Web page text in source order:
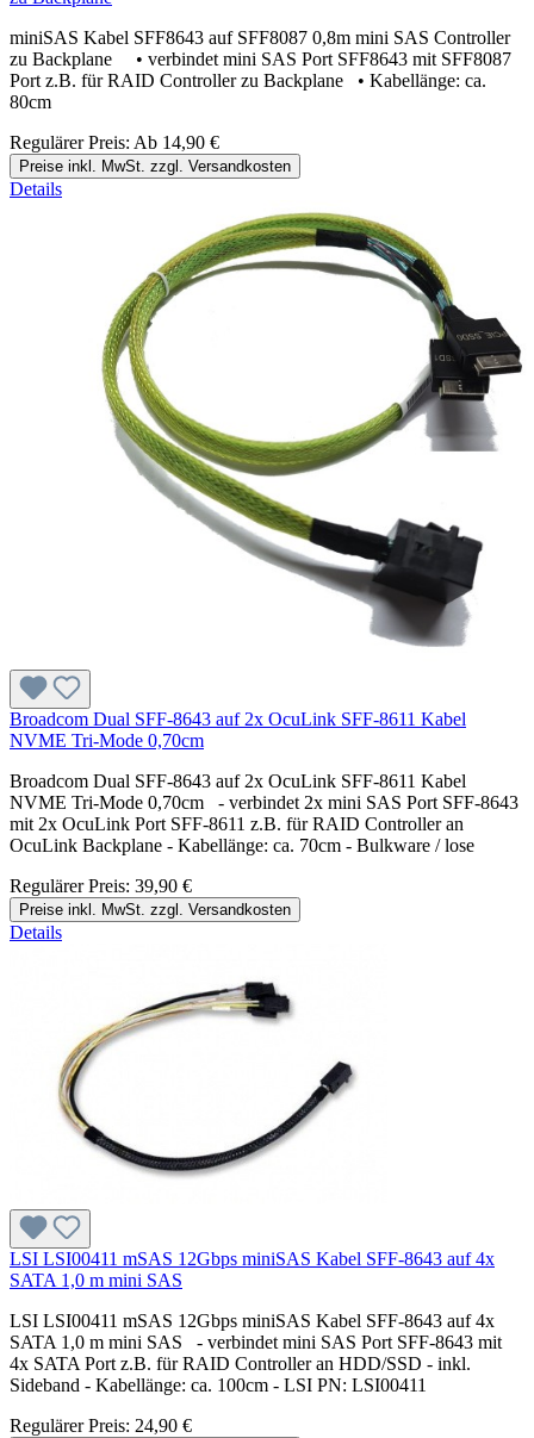
miniSAS Kabel SFF8643 auf SFF8087 0,8m mini SAS Controller
zu Backplane • verbindet mini SAS Port SFF8643 mit SFF8087
Port z.B. für RAID Controller zu Backplane • Kabellänge: ca.
80cm
Regulärer Preis: Ab 14,90 €
Preise inkl. MwSt. zzgl. Versandkosten
Details
Broadcom Dual SFF-8643 auf 2x OcuLink SFF-8611 Kabel
NVME Tri-Mode 0,70cm
Broadcom Dual SFF-8643 auf 2x OcuLink SFF-8611 Kabel
NVME Tri-Mode 0,70cm - verbindet 2x mini SAS Port SFF-8643
mit 2x OcuLink Port SFF-8611 z.B. für RAID Controller an
OcuLink Backplane - Kabellänge: ca. 70cm - Bulkware / lose
Regulärer Preis: 39,90 €
Preise inkl. MwSt. zzgl. Versandkosten
Details
LSI LSI00411 mSAS 12Gbps miniSAS Kabel SFF-8643 auf 4x
SATA 1,0 m mini SAS
LSI LSI00411 mSAS 12Gbps miniSAS Kabel SFF-8643 auf 4x
SATA 1,0 m mini SAS - verbindet mini SAS Port SFF-8643 mit
4x SATA Port z.B. für RAID Controller an HDD/SSD - inkl.
Sideband - Kabellänge: ca. 100cm - LSI PN: LSI00411
Regulärer Preis: 24,90 €